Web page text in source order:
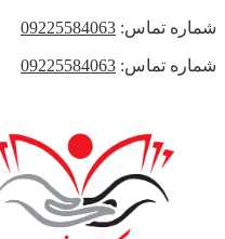
شماره تماس: 09225584063
شماره تماس: 09225584063